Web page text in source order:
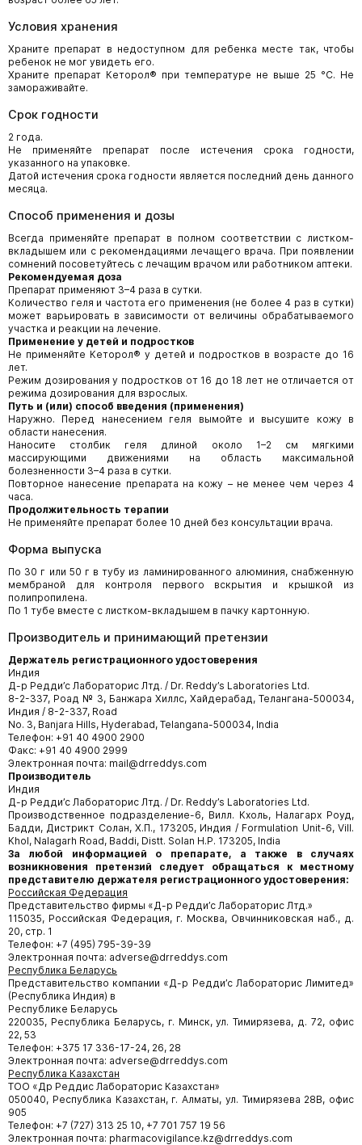
Условия хранения
Храните препарат в недоступном для ребенка месте так, чтобы
ребенок не мог увидеть его.
Храните препарат Кеторол® при температуре не выше 25 °С. Не
замораживайте.
Срок годности
2 года.
Не применяйте препарат после истечения срока годности,
указанного на упаковке.
Датой истечения срока годности является последний день данного
месяца.
Способ применения и дозы
Всегда применяйте препарат в полном соответствии с листком-
вкладышем или с рекомендациями лечащего врача. При появлении
сомнений посоветуйтесь с лечащим врачом или работником аптеки.
Рекомендуемая доза
Препарат применяют 3–4 раза в сутки.
Количество геля и частота его применения (не более 4 раз в сутки)
может варьировать в зависимости от величины обрабатываемого
участка и реакции на лечение.
Применение у детей и подростков
Не применяйте Кеторол® у детей и подростков в возрасте до 16
лет.
Режим дозирования у подростков от 16 до 18 лет не отличается от
режима дозирования для взрослых.
Путь и (или) способ введения (применения)
Наружно. Перед нанесением геля вымойте и высушите кожу в
области нанесения.
Наносите столбик геля длиной около 1–2 см мягкими
массирующими движениями на область максимальной
болезненности 3–4 раза в сутки.
Повторное нанесение препарата на кожу – не менее чем через 4
часа.
Продолжительность терапии
Не применяйте препарат более 10 дней без консультации врача.
Форма выпуска
По 30 г или 50 г в тубу из ламинированного алюминия, снабженную
мембраной для контроля первого вскрытия и крышкой из
полипропилена.
По 1 тубе вместе с листком-вкладышем в пачку картонную.
Производитель и принимающий претензии
Держатель регистрационного удостоверения
Индия
Д-р Редди’с Лабораторис Лтд. / Dr. Reddy’s Laboratories Ltd.
8-2-337, Роад № 3, Банжара Хиллс, Хайдерабад, Телангана-500034,
Индия / 8-2-337, Road
No. 3, Banjara Hills, Hyderabad, Telangana-500034, India
Телефон: +91 40 4900 2900
Факс: +91 40 4900 2999
Электронная почта: mail@drreddys.com
Производитель
Индия
Д-р Редди’с Лабораторис Лтд. / Dr. Reddy’s Laboratories Ltd.
Производственное подразделение-6, Вилл. Кхоль, Налагарх Роуд,
Бадди, Дистрикт Солан, Х.П., 173205, Индия / Formulation Unit-6, Vill.
Khol, Nalagarh Road, Baddi, Distt. Solan H.P. 173205, India
За любой информацией о препарате, а также в случаях
возникновения претензий следует обращаться к местному
представителю держателя регистрационного удостоверения:
Российская Федерация
Представительство фирмы «Д-р Редди’с Лабораторис Лтд.»
115035, Российская Федерация, г. Москва, Овчинниковская наб., д.
20, стр. 1
Телефон: +7 (495) 795-39-39
Электронная почта: adverse@drreddys.com
Республика Беларусь
Представительство компании «Д-р Редди’с Лабораторис Лимитед»
(Республика Индия) в
Республике Беларусь
220035, Республика Беларусь, г. Минск, ул. Тимирязева, д. 72, офис
22, 53
Телефон: +375 17 336-17-24, 26, 28
Электронная почта: adverse@drreddys.com
Республика Казахстан
ТОО «Др Реддис Лабораторис Казахстан»
050040, Республика Казахстан, г. Алматы, ул. Тимирязева 28В, офис
905
Телефон: +7 (727) 313 25 10, +7 701 757 19 56
Электронная почта: pharmacovigilance.kz@drreddys.com